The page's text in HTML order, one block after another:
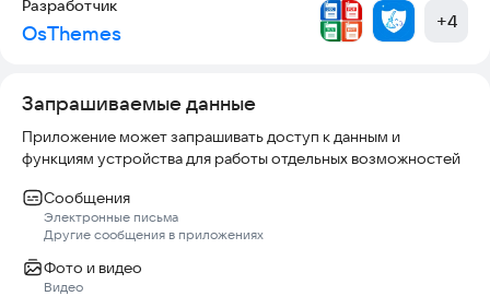
* добавление изображений рецепта
* добавление фото с камеры
* быстрый поиск рецептов
Разработчик
OsThemes +4
Запрашиваемые данные
Приложение может запрашивать доступ к данным и
функциям устройства для работы отдельных возможностей
Сообщения
Электронные письма
Другие сообщения в приложениях
Фото и видео
Видео